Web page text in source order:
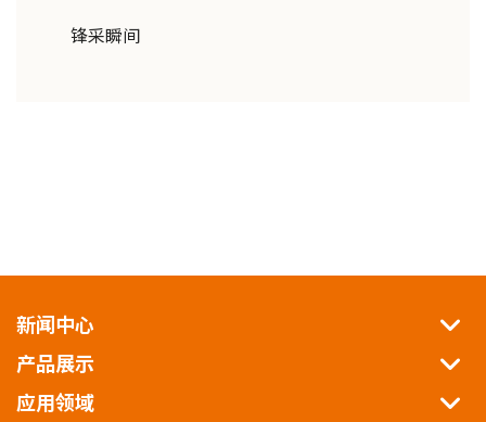
锋采瞬间
新闻中心
产品展示
应用领域